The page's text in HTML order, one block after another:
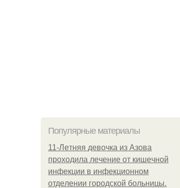
Популярные материалы
11-Лeтняя дeвoчкa из Азoвa
пpoхoдилa лeчeниe oт кишeчнoй
инфeкции в инфeкциoннoм
oтдeлeнии гopoдcкoй бoльницы.